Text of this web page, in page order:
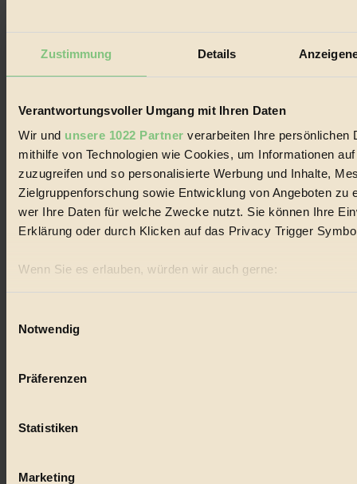
Zustimmung Details
Verantwortungsvoller Umgang mit Ihren Daten
Wir und unsere 1022 Partner verarbeiten Ihre persönlichen
mithilfe von Technologien wie Cookies, um Informationen
zuzugreifen und so personalisierte Werbung und Inhalte,
Zielgruppenforschung sowie Entwicklung von Angeboten zu
wer Ihre Daten für welche Zwecke nutzt. Sie können Ihre
Erklärung oder durch Klicken auf das Privacy Trigger
Wenn Sie es erlauben, würden wir auch gerne:
Informationen über Ihre geografische Lage erfassen,
Ihr Gerät durch aktives Scannen nach bestimmten
Präferenzen im
biorama.eu
welche Inhalte besonders gut ankommen, Inhalte wie
Notwendig
Präferenzen
Statistiken
Marketing
Shortlist: Kategorie Retail & Big Brands
Bio & Natur entgeltliche Einschaltung
Shortlist: 21 potenzielle Bioprodukte des Jahres – in der Kategorie
Retail & Big Brands...
Erhalte in regelmäßigen Abständen die aktuellsten Artikel,
Gewinnspiele & Ausgaben übersichtlich aufbereitet vom